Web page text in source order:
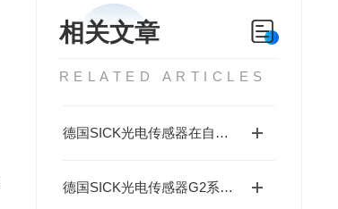
相关文章
RELATED ARTICLES
德国SICK光电传感器在自动化生产中的应用分析
德国SICK光电传感器G2系列适用于狭窄空间-成都藤田科技提供